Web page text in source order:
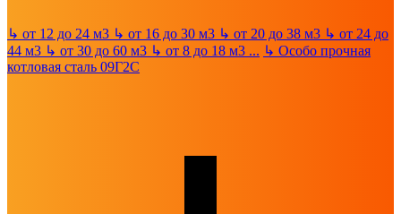
↳ от 12 до 24 м3 ↳ от 16 до 30 м3 ↳ от 20 до 38 м3 ↳ от 24 до
44 м3 ↳ от 30 до 60 м3 ↳ от 8 до 18 м3 ... ↳ Особо прочная
котловая сталь 09Г2С